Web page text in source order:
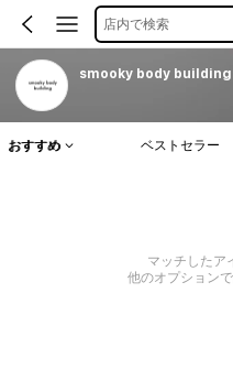
店内で検索
smooky body building
おすすめ ベストセラー
マッチしたア
他のオプション